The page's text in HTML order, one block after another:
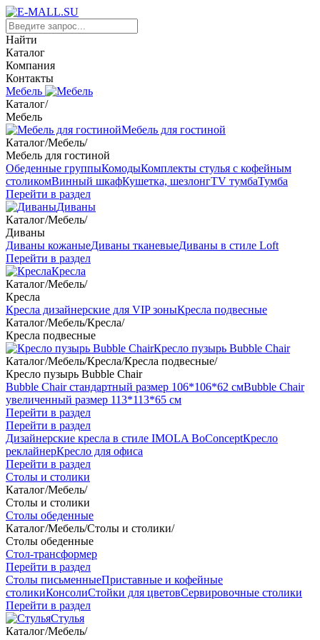
Найти
Каталог
Компания
Контакты
Мебель
Каталог/
Мебель
Мебель для гостиной
Каталог/Мебель/
Мебель для гостиной
Обеденные группыКомодыКомплекты стулья с кофейным
столикомВинный шкафКушетка, шезлонгTV тумбаТумба
Перейти в раздел
Диваны
Каталог/Мебель/
Диваны
Диваны кожаныеДиваны тканевыеДиваны в стиле Loft
Перейти в раздел
Кресла
Каталог/Мебель/
Кресла
Кресла дизайнерские для VIP зоныКресла подвесные
Каталог/Мебель/Кресла/
Кресла подвесные
Кресло пузырь Bubble Chair
Каталог/Мебель/Кресла/Кресла подвесные/
Кресло пузырь Bubble Chair
Bubble Chair стандартный размер 106*106*62 смBubble Chair
увеличенный размер 113*113*65 см
Перейти в раздел
Перейти в раздел
Дизайнерские кресла в стиле IMOLA BoConceptКресло
реклайнерКресло для офиса
Перейти в раздел
Столы и столики
Каталог/Мебель/
Столы и столики
Столы обеденные
Каталог/Мебель/Столы и столики/
Столы обеденные
Стол-трансформер
Перейти в раздел
Столы письменныеПриставные и кофейные
столикиКонсолиСтойки для цветовСервировочные столики
Перейти в раздел
Стулья
Каталог/Мебель/